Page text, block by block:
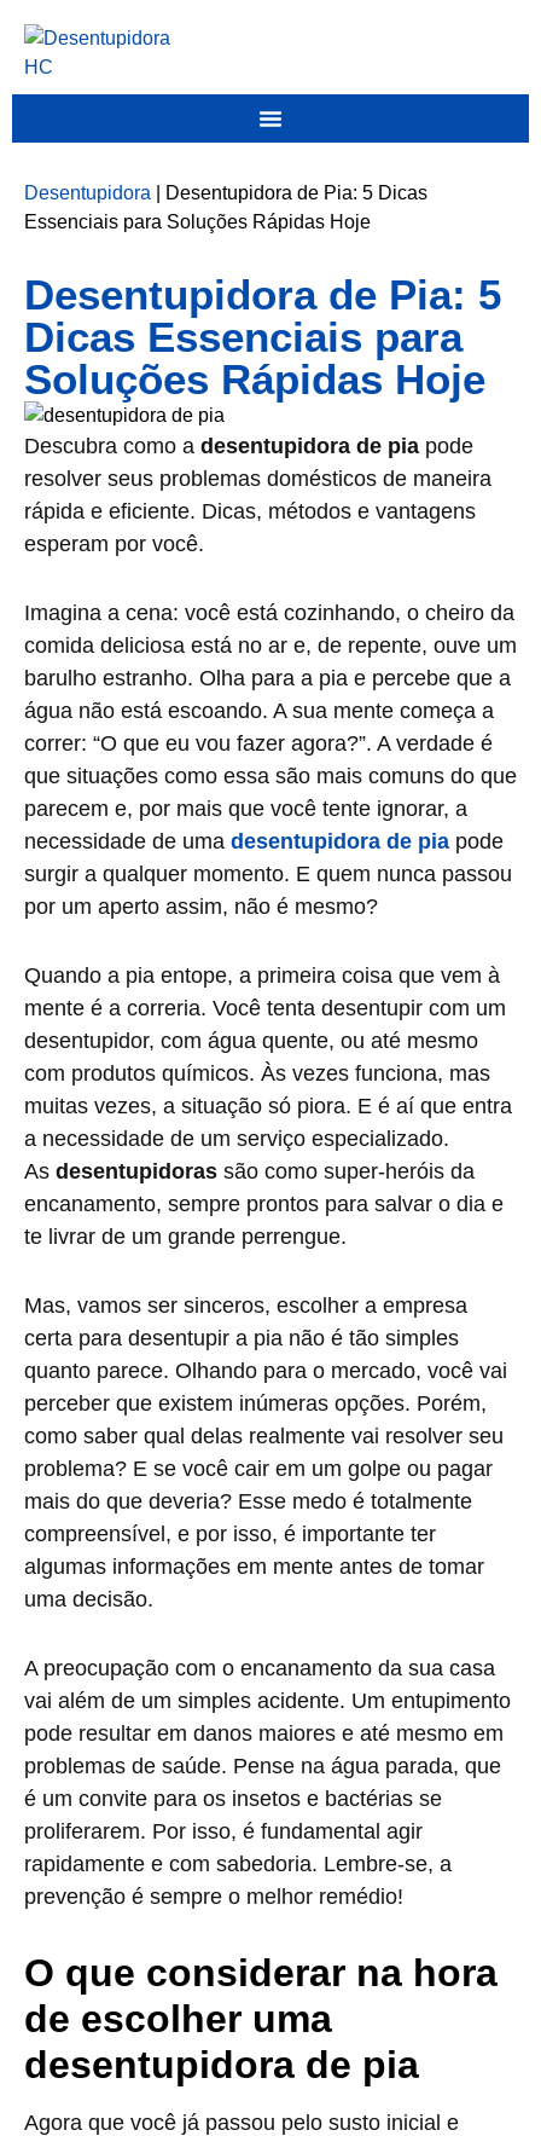
Desentupidora
Desentupidora de Pia: 5 Dicas
Essenciais para Soluções Rápidas Hoje
Desentupidora de Pia: 5
Dicas Essenciais para
Soluções Rápidas Hoje
Descubra como a desentupidora de pia pode
resolver seus problemas domésticos de maneira
rápida e eficiente. Dicas, métodos e vantagens
esperam por você.
Imagina a cena: você está cozinhando, o cheiro da
comida deliciosa está no ar e, de repente, ouve um
barulho estranho. Olha para a pia e percebe que a
água não está escoando. A sua mente começa a
correr: “O que eu vou fazer agora?”. A verdade é
que situações como essa são mais comuns do que
parecem e, por mais que você tente ignorar, a
necessidade de uma desentupidora de pia pode
surgir a qualquer momento. E quem nunca passou
por um aperto assim, não é mesmo?
Quando a pia entope, a primeira coisa que vem à
mente é a correria. Você tenta desentupir com um
desentupidor, com água quente, ou até mesmo
com produtos químicos. Às vezes funciona, mas
muitas vezes, a situação só piora. E é aí que entra
a necessidade de um serviço especializado.
As desentupidoras são como super-heróis da
encanamento, sempre prontos para salvar o dia e
te livrar de um grande perrengue.
Mas, vamos ser sinceros, escolher a empresa
certa para desentupir a pia não é tão simples
quanto parece. Olhando para o mercado, você vai
perceber que existem inúmeras opções. Porém,
como saber qual delas realmente vai resolver seu
problema? E se você cair em um golpe ou pagar
mais do que deveria? Esse medo é totalmente
compreensível, e por isso, é importante ter
algumas informações em mente antes de tomar
uma decisão.
A preocupação com o encanamento da sua casa
vai além de um simples acidente. Um entupimento
pode resultar em danos maiores e até mesmo em
problemas de saúde. Pense na água parada, que
é um convite para os insetos e bactérias se
proliferarem. Por isso, é fundamental agir
rapidamente e com sabedoria. Lembre-se, a
prevenção é sempre o melhor remédio!
O que considerar na hora
de escolher uma
desentupidora de pia
Agora que você já passou pelo susto inicial e